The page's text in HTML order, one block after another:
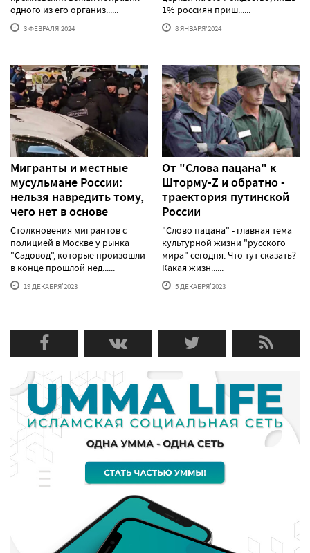
одного из его организ......
3 ФЕВРАЛЯ'2024
1% россиян приш......
8 ЯНВАРЯ'2024
Мигранты и местные
мусульмане России:
нельзя навредить тому,
чего нет в основе
Столкновения мигрантов с
полицией в Москве у рынка
"Садовод", которые произошли
в конце прошлой нед......
19 ДЕКАБРЯ'2023
От "Слова пацана" к
Шторму-Z и обратно -
траектория путинской
России
"Слово пацана" - главная тема
культурной жизни "русского
мира" сегодня. Что тут сказать?
Какая жизн......
5 ДЕКАБРЯ'2023